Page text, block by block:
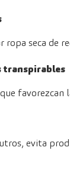
ropa seca de
transpirables
evita